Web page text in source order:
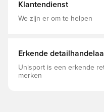
Klantendienst
We zijn er om te helpen
Erkende
Unisport is een erkende
merken